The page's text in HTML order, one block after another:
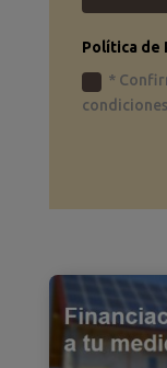
Política de
*